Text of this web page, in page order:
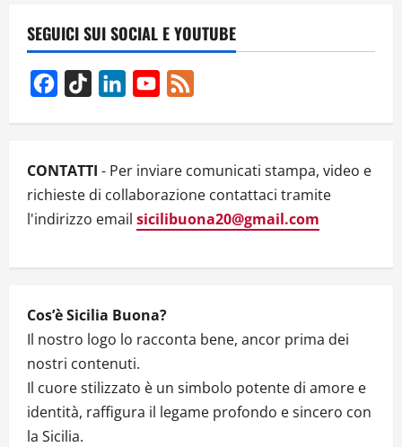
i
g
a
t
i
n
SEGUICI SUI SOCIAL E YOUTUBE
Facebook
TikTok LinkedInYouTube
CONTATTI - Per inviare comunicati stampa, video e
richieste di collaborazione contattaci tramite
l'indirizzo email sicilibuona20@gmail.com
Cos’è Sicilia Buona?
Il nostro logo lo racconta bene, ancor prima dei
nostri contenuti.
Il cuore stilizzato è un simbolo potente di amore e
identità, raffigura il legame profondo e sincero con
la Sicilia.